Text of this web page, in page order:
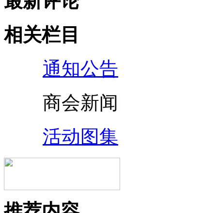
相关栏目
通知公告
商会新闻
活动图集